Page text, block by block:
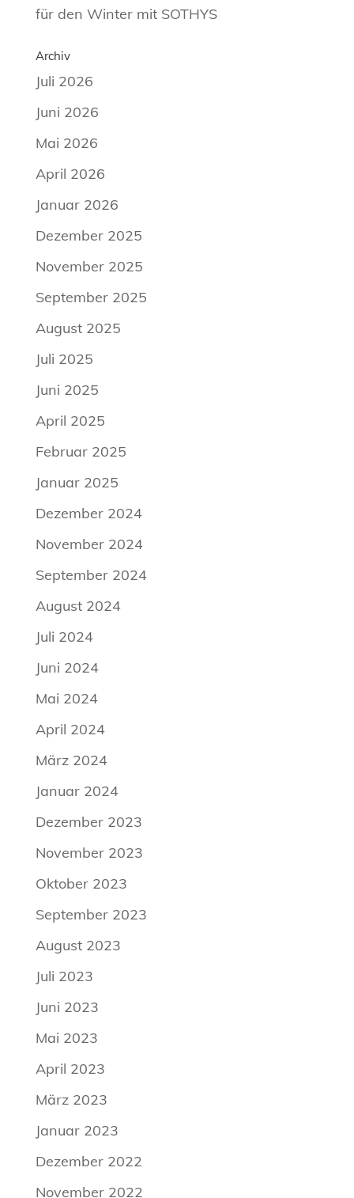
für den Winter mit SOTHYS
Archiv
Juli 2026
Juni 2026
Mai 2026
April 2026
Januar 2026
Dezember 2025
November 2025
September 2025
August 2025
Juli 2025
Juni 2025
April 2025
Februar 2025
Januar 2025
Dezember 2024
November 2024
September 2024
August 2024
Juli 2024
Juni 2024
Mai 2024
April 2024
März 2024
Januar 2024
Dezember 2023
November 2023
Oktober 2023
September 2023
August 2023
Juli 2023
Juni 2023
Mai 2023
April 2023
März 2023
Januar 2023
Dezember 2022
November 2022